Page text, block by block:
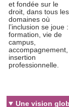
et fondée sur le
droit, dans tous les
domaines où
l’inclusion se joue :
formation, vie de
campus,
accompagnement,
insertion
professionnelle.
Une vision